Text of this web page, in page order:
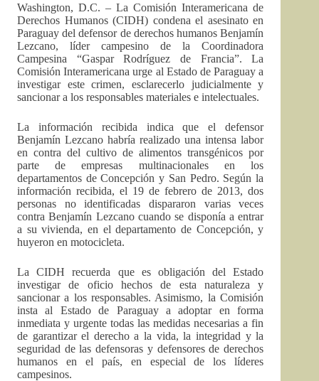
Washington, D.C. – La Comisión Interamericana de
Derechos Humanos (CIDH) condena el asesinato en
Paraguay del defensor de derechos humanos Benjamín
Lezcano, líder campesino de la Coordinadora
Campesina “Gaspar Rodríguez de Francia”. La
Comisión Interamericana urge al Estado de Paraguay a
investigar este crimen, esclarecerlo judicialmente y
sancionar a los responsables materiales e intelectuales.
La información recibida indica que el defensor
Benjamín Lezcano habría realizado una intensa labor
en contra del cultivo de alimentos transgénicos por
parte de empresas multinacionales en los
departamentos de Concepción y San Pedro. Según la
información recibida, el 19 de febrero de 2013, dos
personas no identificadas dispararon varias veces
contra Benjamín Lezcano cuando se disponía a entrar
a su vivienda, en el departamento de Concepción, y
huyeron en motocicleta.
La CIDH recuerda que es obligación del Estado
investigar de oficio hechos de esta naturaleza y
sancionar a los responsables. Asimismo, la Comisión
insta al Estado de Paraguay a adoptar en forma
inmediata y urgente todas las medidas necesarias a fin
de garantizar el derecho a la vida, la integridad y la
seguridad de las defensoras y defensores de derechos
humanos en el país, en especial de los líderes
campesinos.